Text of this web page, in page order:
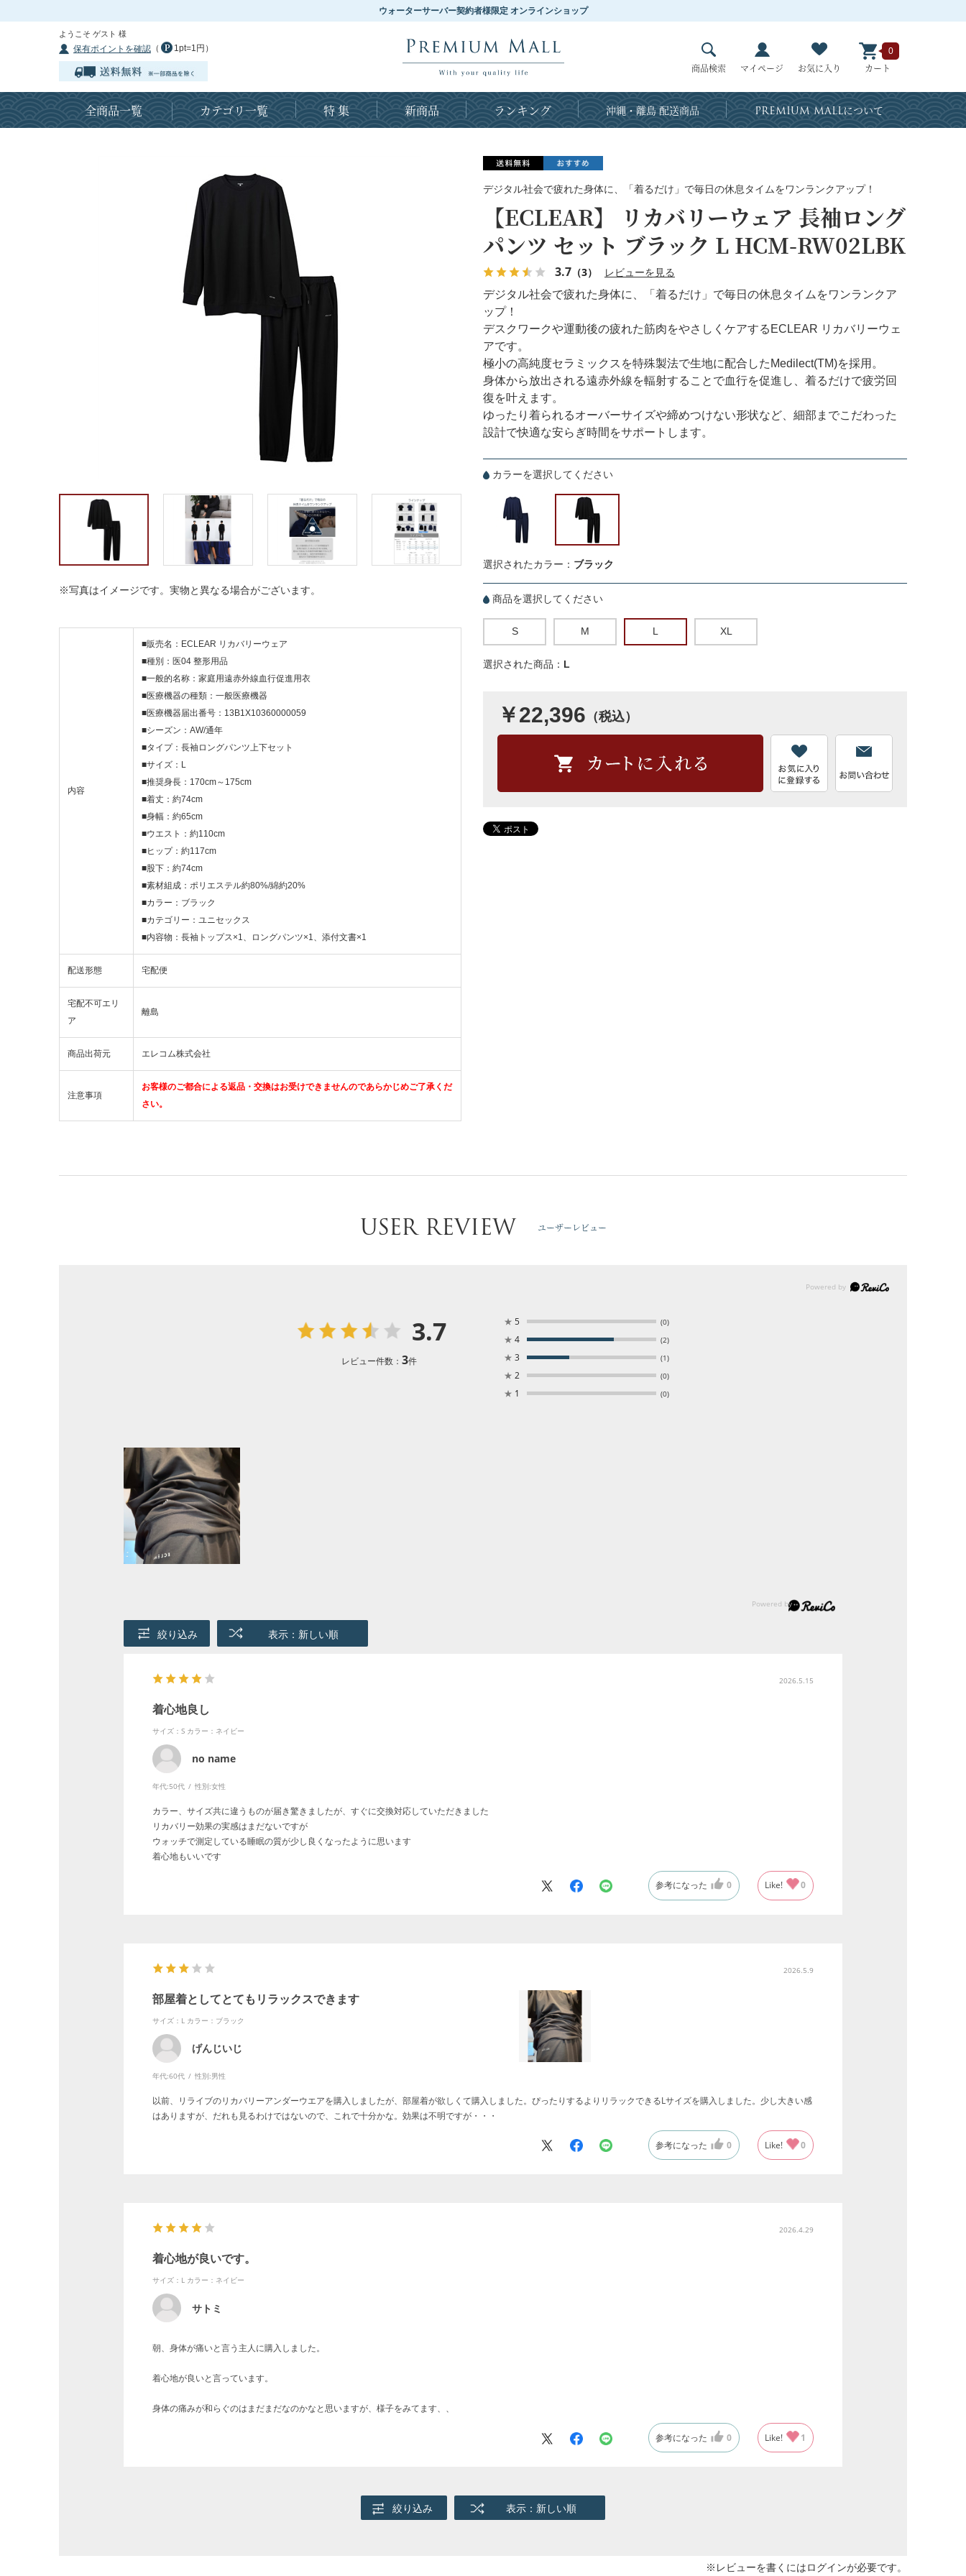
ウォーターサーバー契約者様限定 オンラインショップ
ようこそ ゲスト 様
保有ポイントを確認 （ 1pt=1円）
商品検索 マイページ お気に入り カート
0
全商品一覧 カテゴリ一覧 特 集 新商品 ランキング 沖縄・離島 配送商品 PREMIUM MALLについて
※写真はイメージです。実物と異なる場合がございます。
内容
■販売名：ECLEAR リカバリーウェア
■種別：医04 整形用品
■一般的名称：家庭用遠赤外線血行促進用衣
■医療機器の種類：一般医療機器
■医療機器届出番号：13B1X10360000059
■シーズン：AW/通年
■タイプ：長袖ロングパンツ上下セット
■サイズ：L
■推奨身長：170cm～175cm
■着丈：約74cm
■身幅：約65cm
■ウエスト：約110cm
■ヒップ：約117cm
■股下：約74cm
■素材組成：ポリエステル約80%/綿約20%
■カラー：ブラック
■カテゴリー：ユニセックス
■内容物：長袖トップス×1、ロングパンツ×1、添付文書×1
配送形態 宅配便
宅配不可エリ
ア
離島
商品出荷元 エレコム株式会社
注意事項
お客様のご都合による返品・交換はお受けできませんのであらかじめご了承くだ
さい。
デジタル社会で疲れた身体に、「着るだけ」で毎日の休息タイムをワンランクアップ！
【ECLEAR】 リカバリーウェア 長袖ロング
パンツ セット ブラック L HCM-RW02LBK
3.7 （3） レビューを見る
デジタル社会で疲れた身体に、「着るだけ」で毎日の休息タイムをワンランクア
ップ！
デスクワークや運動後の疲れた筋肉をやさしくケアするECLEAR リカバリーウェ
アです。
極小の高純度セラミックスを特殊製法で生地に配合したMedilect(TM)を採用。
身体から放出される遠赤外線を輻射することで血行を促進し、着るだけで疲労回
復を叶えます。
ゆったり着られるオーバーサイズや締めつけない形状など、細部までこだわった
設計で快適な安らぎ時間をサポートします。
カラーを選択してください
選択されたカラー： ブラック
商品を選択してください
S M L XL
選択された商品： L
￥22,396 （税込）
USER REVIEW ユーザーレビュー
3.7
レビュー件数： 3件
★ 5 (0)
★ 4 (2)
★ 3 (1)
★ 2 (0)
★ 1 (0)
絞り込み 表示：新しい順
2026.5.15
着心地良し
サイズ：S カラー：ネイビー
no name
年代:50代 性別:女性
カラー、サイズ共に違うものが届き驚きましたが、すぐに交換対応していただきました
リカバリー効果の実感はまだないですが
ウォッチで測定している睡眠の質が少し良くなったように思います
着心地もいいです
参考になった 0 Like! 0
2026.5.9
部屋着としてとてもリラックスできます
サイズ：L カラー：ブラック
げんじいじ
年代:60代 性別:男性
以前、リライブのリカバリーアンダーウエアを購入しましたが、部屋着が欲しくて購入しました。ぴったりするよりリラックできるLサイズを購入しました。少し大きい感
はありますが、だれも見るわけではないので、これで十分かな。効果は不明ですが・・・
参考になった 0 Like! 0
2026.4.29
着心地が良いです。
サイズ：L カラー：ネイビー
サトミ
朝、身体が痛いと言う主人に購入しました。
着心地が良いと言っています。
身体の痛みが和らぐのはまだまだなのかなと思いますが、様子をみてます、、
参考になった 0 Like! 1
絞り込み 表示：新しい順
※レビューを書くにはログインが必要です。